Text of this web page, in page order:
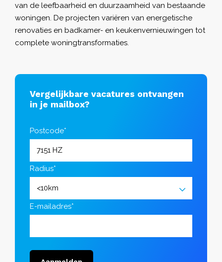
van de leefbaarheid en duurzaamheid van bestaande
woningen. De projecten variëren van energetische
renovaties en badkamer- en keukenvernieuwingen tot
complete woningtransformaties.
Vergelijkbare vacatures ontvangen
in je mailbox?
Postcode*
Radius*
E-mailadres*